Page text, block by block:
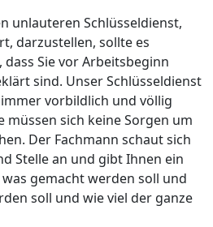
unlauteren Schlüsseldienst,
darzustellen, sollte es
Sie vor Arbeitsbeginn
sind. Unser Schlüsseldienst
vorbildlich und völlig
sich keine Sorgen um
Der Fachmann schaut sich
Stelle an und gibt Ihnen ein
gemacht werden soll und
soll und wie viel der ganze